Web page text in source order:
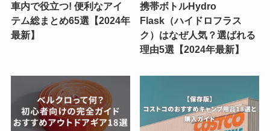
車内で役立つ! 便利なアイ
テム総まとめ65選【2024年
最新】
携帯ボトルHydro
Flask（ハイドロフラス
ク）はなぜ人気？選ばれる
理由5選【2024年最新】